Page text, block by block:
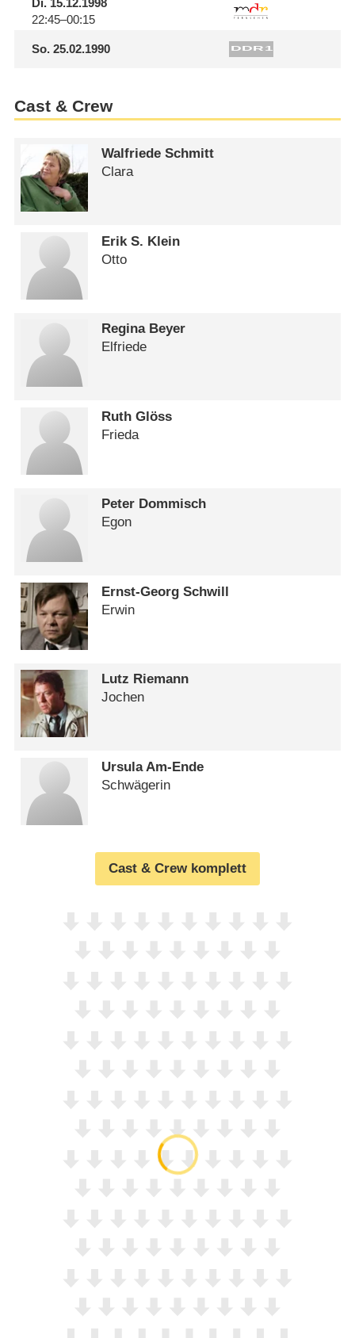
Di.15.12.1998
22:45–00:15
So.25.02.1990
Cast & Crew
Walfriede Schmitt
Clara
Erik S. Klein
Otto
Regina Beyer
Elfriede
Ruth Glöss
Frieda
Peter Dommisch
Egon
Ernst-Georg Schwill
Erwin
Lutz Riemann
Jochen
Ursula Am-Ende
Schwägerin
Cast & Crew komplett